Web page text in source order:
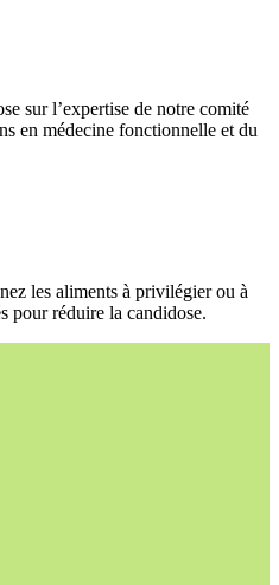
sur l’expertise de notre comité
en médecine fonctionnelle et du
les aliments à privilégier ou à
pour réduire la candidose.